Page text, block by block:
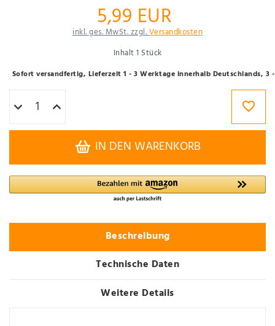
5,99 EUR
inkl. ges. MwSt. zzgl.Versandkosten
Inhalt1 Stück
Sofort versandfertig, Lieferzeit 1 - 3 Werktage innerhalb Deutschlands, 3
IN DEN WARENKORB
Beschreibung
Technische Daten
Weitere Details